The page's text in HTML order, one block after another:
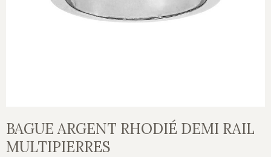
BAGUE ARGENT RHODIÉ DEMI RAIL
MULTIPIERRES